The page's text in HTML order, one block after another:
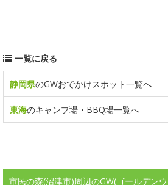
一覧に戻る
静岡県のGWおでかけスポット一覧へ
東海のキャンプ場・BBQ場一覧へ
市民の森(沼津市)周辺のGW(ゴールデン